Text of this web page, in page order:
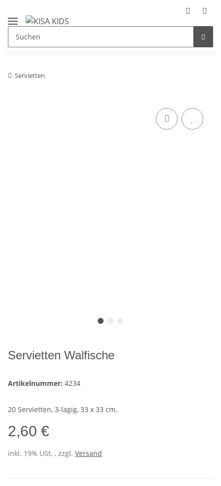
Servietten
Servietten Walfische
Artikelnummer: 4234
20 Servietten, 3-lagig, 33 x 33 cm.
2,60 €
inkl. 19% USt. , zzgl. Versand